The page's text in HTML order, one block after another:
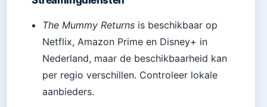
The Mummy Returns is beschikbaar op
Netflix, Amazon Prime en Disney+ in
Nederland, maar de beschikbaarheid kan
per regio verschillen. Controleer lokale
aanbieders.